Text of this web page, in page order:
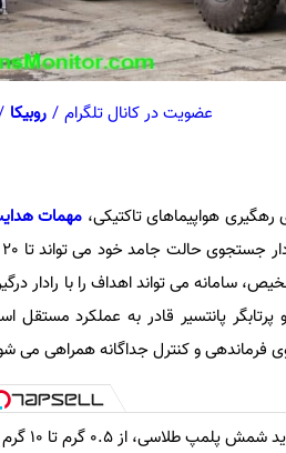
عضویت در کانال تلگرام / روبیکا
هواپیماهای تاکتیکی، مهمات
ردیابی کند. پس از تشخیص، سامانه می تواند اهداف را با
پانتسیر قادر به عملکرد مستقل
و کنترل جداگانه همراهی می
شمش پلمپ طلاسی، از ۰.۵ گرم تا ۱۰ گرم